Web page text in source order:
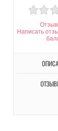
Написать